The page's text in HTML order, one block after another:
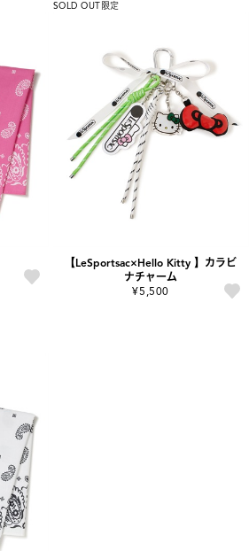
SOLD OUT 限定
【LeSportsac×Hello Kitty 】カラビ
ナチャーム
¥5,500